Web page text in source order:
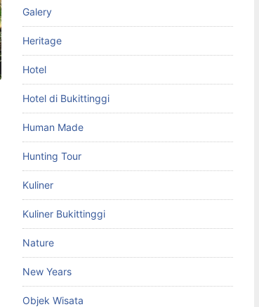
Galery
Heritage
Hotel
Hotel di Bukittinggi
Human Made
Hunting Tour
Kuliner
Kuliner Bukittinggi
Nature
New Years
Objek Wisata